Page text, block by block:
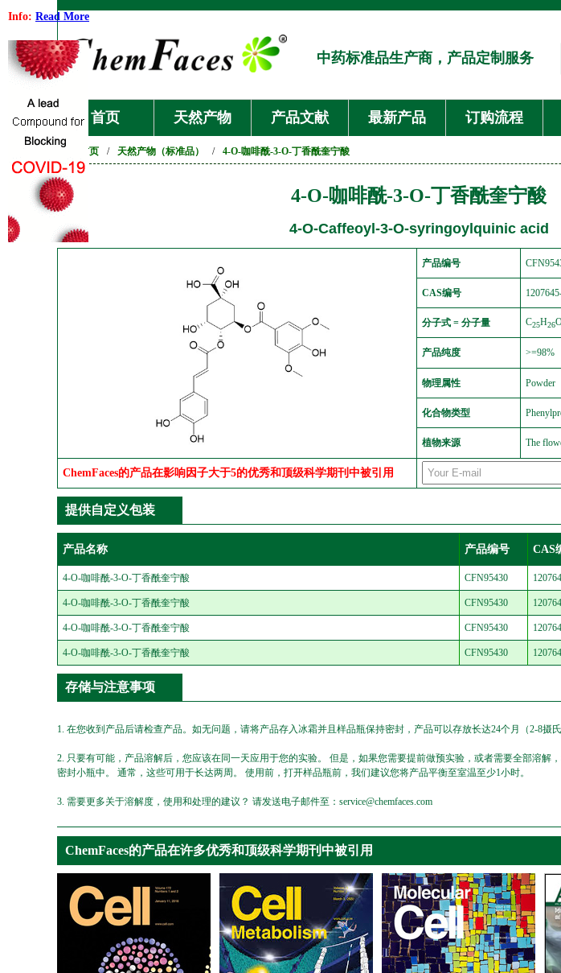
Info: Read More
中药标准品生产商，产品定制服务
首页 天然产物 产品文献 最新产品 订购流程
首页 / 天然产物（标准品） / 4-O-咖啡酰-3-O-丁香酰奎宁酸
4-O-咖啡酰-3-O-丁香酰奎宁酸
4-O-Caffeoyl-3-O-syringoylquinic acid
产品编号
CAS编号
分子式 = 分子量 C25H26
产品纯度 >=98%
物理属性 Powder
化合物类型
植物来源 The
ChemFaces的产品在影响因子大于5的优秀和顶级科学期刊中被引用
提供自定义包装
产品名称 产品编号 CAS
4-O-咖啡酰-3-O-丁香酰奎宁酸 CFN95430
4-O-咖啡酰-3-O-丁香酰奎宁酸 CFN95430
4-O-咖啡酰-3-O-丁香酰奎宁酸 CFN95430
4-O-咖啡酰-3-O-丁香酰奎宁酸 CFN95430
存储与注意事项
1. 在您收到产品后请检查产品。如无问题，请将产品存入冰霜并且样品瓶保持密封，产品可以存放长达24个月（2-8摄氏
2. 只要有可能，产品溶解后，您应该在同一天应用于您的实验。 但是，如果您需要提前做预实验，或者需要全部溶解
密封小瓶中。 通常，这些可用于长达两周。 使用前，打开样品瓶前，我们建议您将产品平衡至室温至少1小时。
3. 需要更多关于溶解度，使用和处理的建议？ 请发送电子邮件至：service@chemfaces.com
ChemFaces的产品在许多优秀和顶级科学期刊中被引用